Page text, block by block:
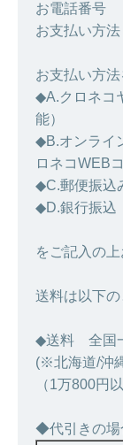
お電話番号
お支払い
お支払い方
◆A.クロネコ
能）
◆B.オンライ
ロネコWEB
◆C.郵便振込
◆D.銀行振込
をご記入の上
送料は以下の
◆送料 全国
(※北海道/沖
（1万800円
◆代引きの場